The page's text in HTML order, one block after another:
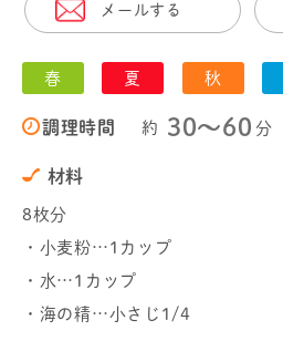
メールする
春 夏 秋
調理時間 約 30〜60 分
材料
8枚分
・小麦粉…1カップ
・水…1カップ
・海の精…小さじ1/4